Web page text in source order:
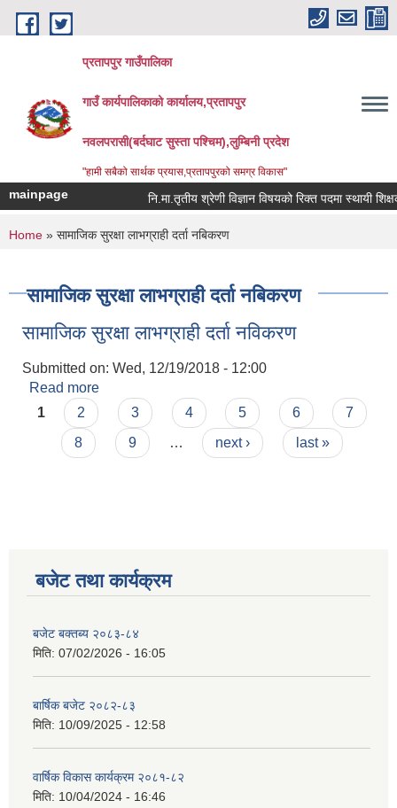
Skip to main content
प्रतापपुर गाउँपालिका
गाउँ कार्यपालिकाको कार्यालय,प्रतापपुर
नवलपरासी(बर्दघाट सुस्ता पश्चिम),लुम्बिनी प्रदेश
"हामी सबैको सार्थक प्रयास,प्रतापपुरको समग्र विकास"
mainpage नि.मा.तृतीय श्रेणी विज्ञान विषयको रिक्त पदमा स्थायी शिक्षक
You are here
Home » सामाजिक सुरक्षा लाभग्राही दर्ता नबिकरण
सामाजिक सुरक्षा लाभग्राही दर्ता नबिकरण
सामाजिक सुरक्षा लाभग्राही दर्ता नविकरण
Submitted on: Wed, 12/19/2018 - 12:00
Read more
Pages
1 2 3 4 5 6
7
8
9 … next › last »
बजेट तथा कार्यक्रम
बजेट बक्तब्य २०८३-८४
मिति: 07/02/2026 - 16:05
बार्षिक बजेट २०८२-८३
मिति: 10/09/2025 - 12:58
वार्षिक विकास कार्यक्रम २०८१-८२
मिति: 10/04/2024 - 16:46